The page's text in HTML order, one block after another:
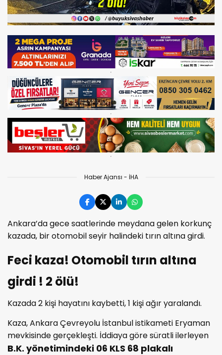
Haber Ajansı - İHA
Ankara’da gece saatlerinde meydana gelen korkunç
kazada, bir otomobil seyir halindeki tırın altına girdi.
Feci kaza! Otomobil tırın altına
girdi ! 2 ölü!
Kazada 2 kişi hayatını kaybetti, 1 kişi ağır yaralandı.
Kaza, Ankara Çevreyolu İstanbul istikameti Eryaman
mevkisinde gerçekleşti. İddiaya göre süratli ilerleyen
B.K. yönetimindeki 06 KLS 68 plakalı